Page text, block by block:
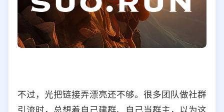
不过，光把链接弄漂亮还不够。很多团队做社群
引流时，总想着自己建群、自己当群主，以为这